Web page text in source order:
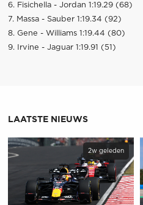
6. Fisichella - Jordan 1:19.29 (68)
7. Massa - Sauber 1:19.34 (92)
8. Gene - Williams 1:19.44 (80)
9. Irvine - Jaguar 1:19.91 (51)
LAATSTE NIEUWS
2w geleden